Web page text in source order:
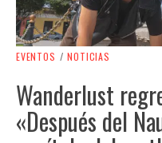
EVENTOS / NOTICIAS
Wanderlust
«Después del